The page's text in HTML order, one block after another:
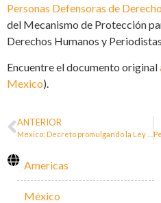
Personas Defensoras de
del Mecanismo de Protección
Derechos Humanos y
Encuentre el documento original
Mexico).
ANTERIOR
Americas
México